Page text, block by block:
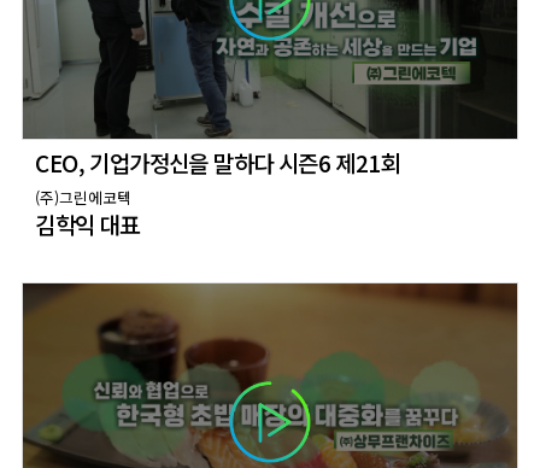
CEO, 기업가정신을 말하다 시즌6 제21회
(주)그린에코텍
김학익 대표